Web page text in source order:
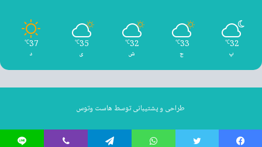
32
℃
پ
33
℃
ج
32
℃
ش
35
℃
ی
37
℃
د
طراحی و پشتیبانی توسطهاست وتوس